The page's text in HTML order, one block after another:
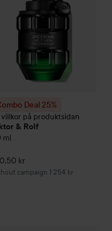
Deal 25%
villkor på produktsidan
& Rolf
ml
kr
campaign 1 254 kr